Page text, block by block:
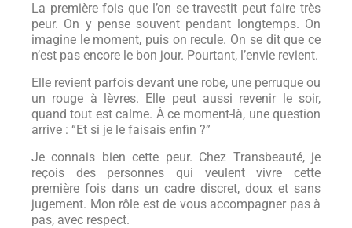
La première fois que l’on se travestit peut faire très
peur. On y pense souvent pendant longtemps. On
imagine le moment, puis on recule. On se dit que ce
n’est pas encore le bon jour. Pourtant, l’envie revient.
Elle revient parfois devant une robe, une perruque ou
un rouge à lèvres. Elle peut aussi revenir le soir,
quand tout est calme. À ce moment-là, une question
arrive : “Et si je le faisais enfin ?”
Je connais bien cette peur. Chez Transbeauté, je
reçois des personnes qui veulent vivre cette
première fois dans un cadre discret, doux et sans
jugement. Mon rôle est de vous accompagner pas à
pas, avec respect.